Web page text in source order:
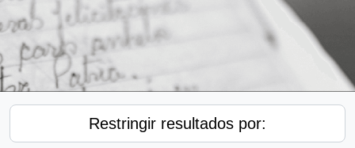
Restringir resultados por: